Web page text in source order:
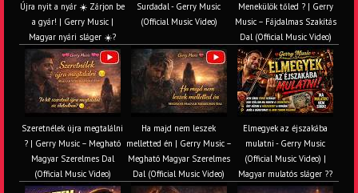
Újra nyit a nyár ☀️ Zárjon be
a gyár! | Gerry Music |
Magyar nyári sláger ☀️?
Surdadal - Gerry Music
(Official Music Video)
Menekülök tőled ? | Gerry
Music – Fájdalmas Szakítás
Dal (Official Music Video)
Szeretnélek újra megtalálni
? | Gerry Music – Megható
Magyar Szerelmes Dal
(Official Music Video)
Ha majd nem leszek
melletted én | Gerry Music –
Megható Magyar Szerelmes
Dal (Official Music Video)
Elmegyek az éjszakába
mulatni - Gerry Music
(Official Music Video) |
Magyar mulatós sláger ??